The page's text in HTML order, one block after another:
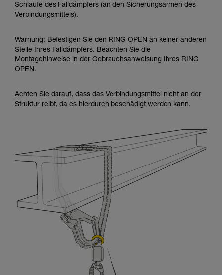
Schlaufe des Falldämpfers (an den Sicherungsarmen des
Verbindungsmittels).
Warnung: Befestigen Sie den RING OPEN an keiner anderen
Stelle Ihres Falldämpfers. Beachten Sie die
Montagehinweise in der Gebrauchsanweisung Ihres RING
OPEN.
Achten Sie darauf, dass das Verbindungsmittel nicht an der
Struktur reibt, da es hierdurch beschädigt werden kann.